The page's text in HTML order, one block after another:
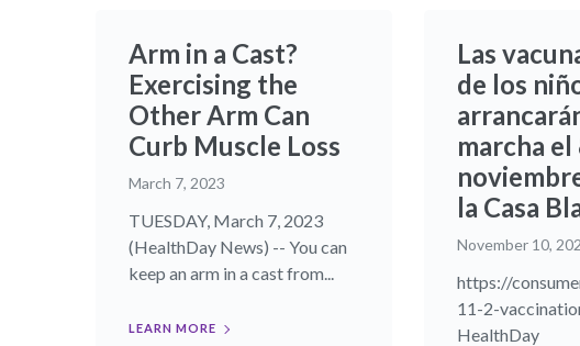
Arm in a Cast?
Exercising the
Other Arm Can
Curb Muscle Loss
March 7, 2023
TUESDAY, March 7, 2023
(HealthDay News) -- You can
keep an arm in a cast from...
LEARN MORE
Las
de los
marcha el
la Casa
November 10,
https://
11-2-
HealthDay